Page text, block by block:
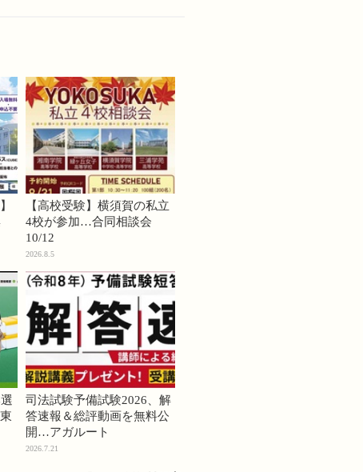
【高校受験】横須賀の私立
4校が参加…合同相談会
10/12
2026.8.5
司法試験予備試験2026、解
答速報＆総評動画を無料公
開…アガルート
2026.7.21